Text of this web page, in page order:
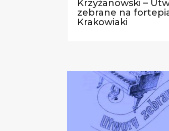
Krzyżanowski –
zebrane na
Krakowiaki